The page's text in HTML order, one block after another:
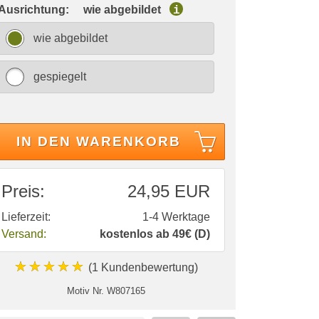
wie abgebildet i
wie abgebildet
gespiegelt
IN DEN WARENKORB
Preis: 24,95 EUR
Lieferzeit:
1-4 Werktage
Versand:
kostenlos ab 49€ (D)
★★★★★ (1 Kundenbewertung)
Motiv Nr. W807165